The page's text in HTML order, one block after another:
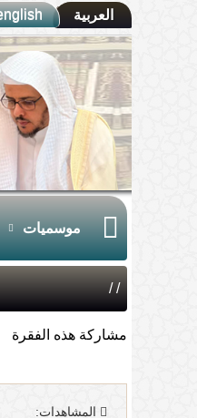
العربية
موسميات
/
/
مشاركة هذه الفقرة
المشاهدات: